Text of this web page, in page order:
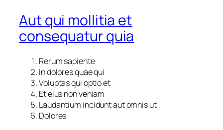
Aut qui mollitia et
consequatur quia
Rerum sapiente
In dolores quae qui
Voluptas qui optio et
Et eius non veniam
Laudantium incidunt aut omnis ut
Dolores